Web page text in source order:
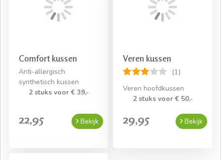
Comfort kussen
Anti-allergisch
synthetisch kussen
2 stuks voor € 39,-
22,95 Bekijk
Veren kussen
(1)
Veren hoofdkussen
2 stuks voor € 50,-
29,95 Bekijk